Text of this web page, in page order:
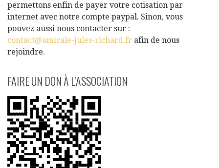
permettons enfin de payer votre cotisation par
internet avec notre compte paypal. Sinon, vous
pouvez aussi nous contacter sur :
contact@amicale-jules-richard.fr afin de nous
rejoindre.
FAIRE UN DON À L’ASSOCIATION